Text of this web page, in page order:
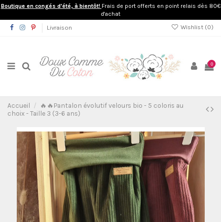
Boutique en congés d'été, à bientôt! Frais de port offerts en point relais dès 80€
d'achat
Livraison Wishlist (0)
0
Accueil
🔥🔥Pantalon évolutif velours bio - 5 coloris au
choix - Taille 3 (3-6 ans)